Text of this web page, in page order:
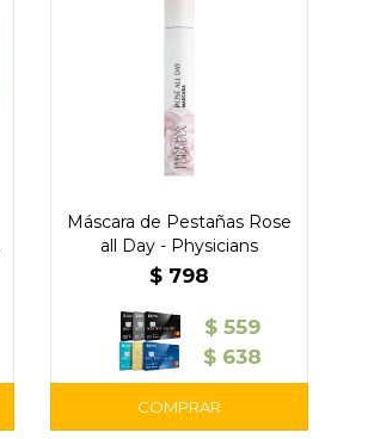
Máscara de Pestañas Rose
all Day - Physicians
$ 798
$ 559
$ 638